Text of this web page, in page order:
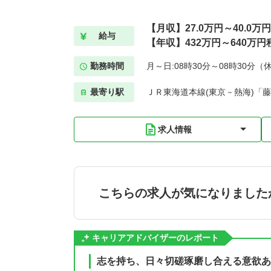
給与
【月収】27.0万円～40.0万
【年収】432万円～640万円
勤務時間 月～日:08時30分～08時30分（
最寄り駅 ＪＲ東海道本線(東京－熱海)「
求人情報
こちらの求人が気になりました
キャリアアドバイザーのレポート
志を持ち、日々切磋琢磨し合える意欲